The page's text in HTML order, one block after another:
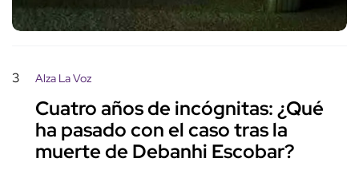
3 Alza La Voz
Cuatro años de incógnitas: ¿Qué
ha pasado con el caso tras la
muerte de Debanhi Escobar?